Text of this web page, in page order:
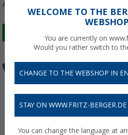
Art.-Nr.: 151632
WELCOME TO THE
You are currently on
Would you rather switch to
CHANGE TO THE WEBSHOP IN
STAY ON WWW.FRITZ-BERGER.DE
You can change the language at